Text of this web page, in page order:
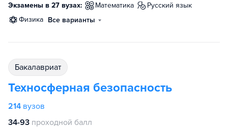
Экзамены в 27 вузах: математика
русский язык
физика Все варианты
бакалавриат
Техносферная безопасность
214 вузов
34-93 проходной балл